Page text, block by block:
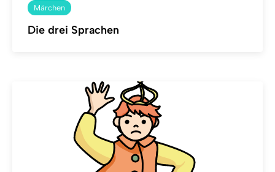
Märchen
Die drei Sprachen